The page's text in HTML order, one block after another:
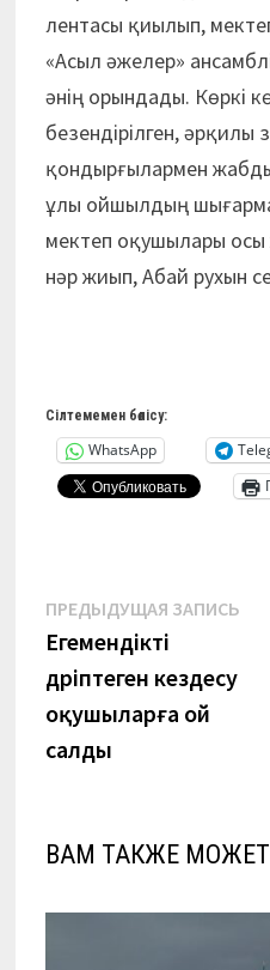
лентасы қиылып,
«Асыл әжелер»
әнің орындады. Көркі
безендірілген, әрқилы
қондырғылармен
ұлы ойшылдың
мектеп оқушылары осы
нәр жиып, Абай рухын
Сілтемемен бөлісу:
WhatsApp
Навигация
по
записям
ПРЕДЫДУЩАЯ ЗАПИСЬ
Егемендікті
дәріптеген кездесу
оқушыларға ой
салды
ВАМ ТАКЖЕ